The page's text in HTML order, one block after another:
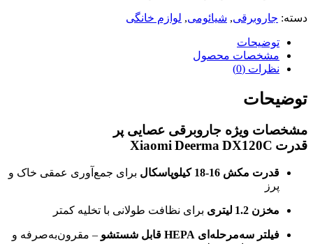
دسته: جاروبرقی, شیائومی, لوازم خانگی
توضیحات
مشخصات محصول
نظرات (0)
توضیحات
مشخصات ویژه جاروبرقی عصایی پر
قدرت Xiaomi Deerma DX120C
قدرت مکش 16-18 کیلوپاسکال
برای جمع‌آوری عمقی خاک و
پرز
مخزن 1.2 لیتری برای نظافت طولانی با تخلیه کمتر
فیلتر سه‌مرحله‌ای HEPA قابل شستشو
– مقرون‌به‌صرفه و